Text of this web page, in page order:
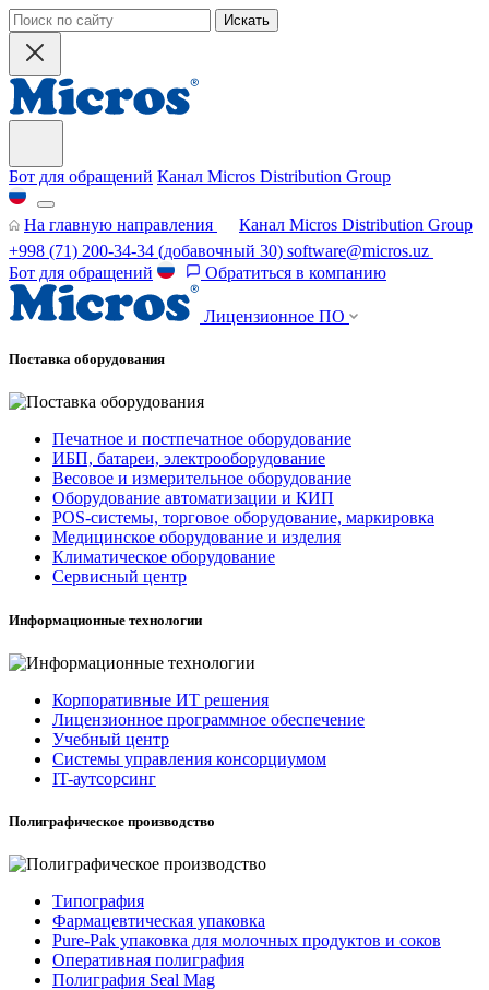
Искать
Бот для обращений Канал Micros Distribution Group
На главную направления
Канал Micros Distribution Group
+998 (71) 200-34-34 (добавочный 30) software@micros.uz
Бот для обращений
Обратиться в компанию
Лицензионное ПО
Поставка оборудования
Печатное и постпечатное оборудование
ИБП, батареи, электрооборудование
Весовое и измерительное оборудование
Оборудование автоматизации и КИП
POS-системы, торговое оборудование, маркировка
Медицинское оборудование и изделия
Климатическое оборудование
Сервисный центр
Информационные технологии
Корпоративные ИТ решения
Лицензионное программное обеспечение
Учебный центр
Системы управления консорциумом
IT-аутсорсинг
Полиграфическое производство
Типография
Фармацевтическая упаковка
Pure-Pak упаковка для молочных продуктов и соков
Оперативная полиграфия
Полиграфия Seal Mag